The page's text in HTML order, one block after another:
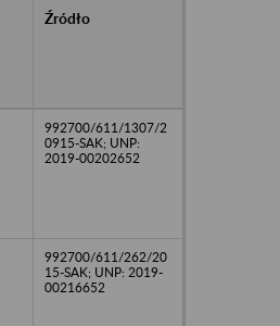
Źródło
992700/611/1307/2
0915-SAK; UNP:
2019-00202652
992700/611/262/20
15-SAK; UNP: 2019-
00216652